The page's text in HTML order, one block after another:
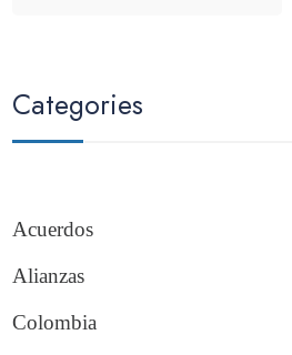
Categories
Acuerdos
Alianzas
Colombia